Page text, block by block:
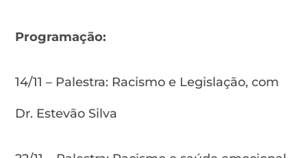
Programação:
14/11 – Palestra: Racismo e Legislação, com
Dr. Estevão Silva